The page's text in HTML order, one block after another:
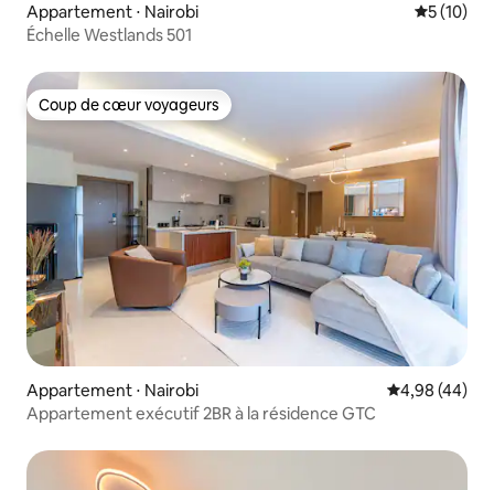
Appartement ⋅ Nairobi
5 (10)
Échelle Westlands 501
Coup de cœur voyageurs
Coup de cœur voyageurs
Appartement ⋅ Nairobi Évaluation
4,98 (44)
Appartement exécutif 2BR à la résidence GTC